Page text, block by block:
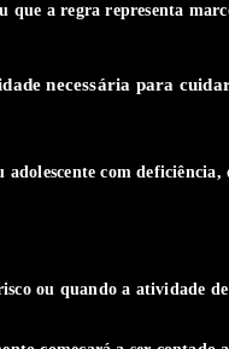
que a regra representa
necessária para
com
ou quando a atividade